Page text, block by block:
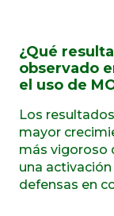
¿Qué
observado
el uso de
Los
mayor
más vigoroso
una
defensas en